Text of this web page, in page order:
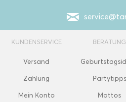
KUNDENSERVICE
Versand
Zahlung
Mein Konto
BERATUNG
Partytipps
Mottos